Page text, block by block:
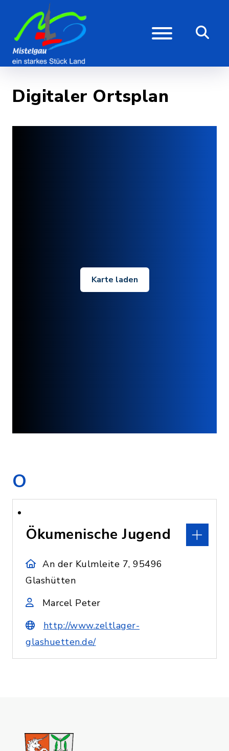
Digitaler Ortsplan
Karte laden
O
Ökumenische Jugend
An der Kulmleite 7, 95496
Glashütten
Marcel Peter
http://www.zeltlager-
glashuetten.de/